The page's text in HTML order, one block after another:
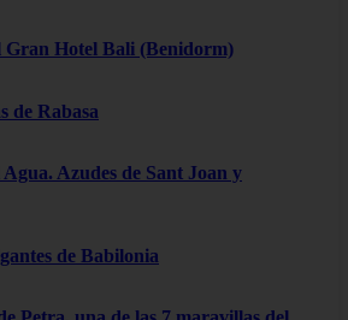
Hotel Bali (Benidorm)
de Rabasa
Azudes de Sant Joan y
de Babilonia